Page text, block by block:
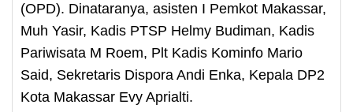
(OPD). Dinataranya, asisten I Pemkot Makassar,
Muh Yasir, Kadis PTSP Helmy Budiman, Kadis
Pariwisata M Roem, Plt Kadis Kominfo Mario
Said, Sekretaris Dispora Andi Enka, Kepala DP2
Kota Makassar Evy Aprialti.